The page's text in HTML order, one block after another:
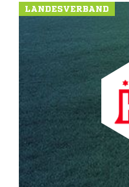
LANDESVERBAND